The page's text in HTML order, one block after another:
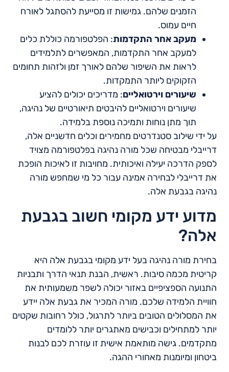
הזמנים שלהם. גמישות זו מסייעת להסתגל לאורח
חיים עמוס.
מעקב אחר התקדמות: הפלטפורמה כוללת כלים
למעקב אחר התקדמות, המאפשרים לתלמידים
לראות את השיפור שלהם לאורך זמן ולזהות תחומים
הזקוקים ליותר התמקדות.
שיעורים וירטואליים: מדריכים יכולים להציע
שיעורים וירטואליים להיבטים תיאורטיים של נהיגה,
תוך מתן נוחות ותמיכה נוספת בלמידה.
על ידי שילוב סטנדרטים מחמירים וכלים חדשניים אלה,
דרייבלי מבטיחה שכל מורה נהיגה בפלטפורמה מצויד
לספק הדרכה יעילה ואיכותית. מחויבות זו לאיכות הופכת
את דרייבלי לבחירה אמינה עבור כל מי שמחפש מורה
נהיגה בגבעת אלה.
מדוע ידע מקומי חשוב בגבעת
אלה?
בחירת מורה נהיגה בעל ידע מקומי בגבעת אלה היא
קריטית מכמה סיבות. ראשית, הבנת תנאי הדרך ותבניות
התנועה הספציפיים באזור יכולה לשפר משמעותית את
חוויית הלמידה שלכם. מורה המכיר את גבעת אלה יידע
את המסלולים הטובים ביותר לתרגול, כולל רחובות שקטים
יותר למתחילים וכבישים מאתגרים יותר ללומדים
מתקדמים. גישה מותאמת אישית זו עוזרת לכם לבנות
ביטחון ומיומנות מאחורי ההגה.